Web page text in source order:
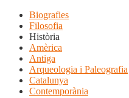
Biografies
Filosofia
Història
Amèrica
Antiga
Arqueologia i Paleografia
Catalunya
Contemporània